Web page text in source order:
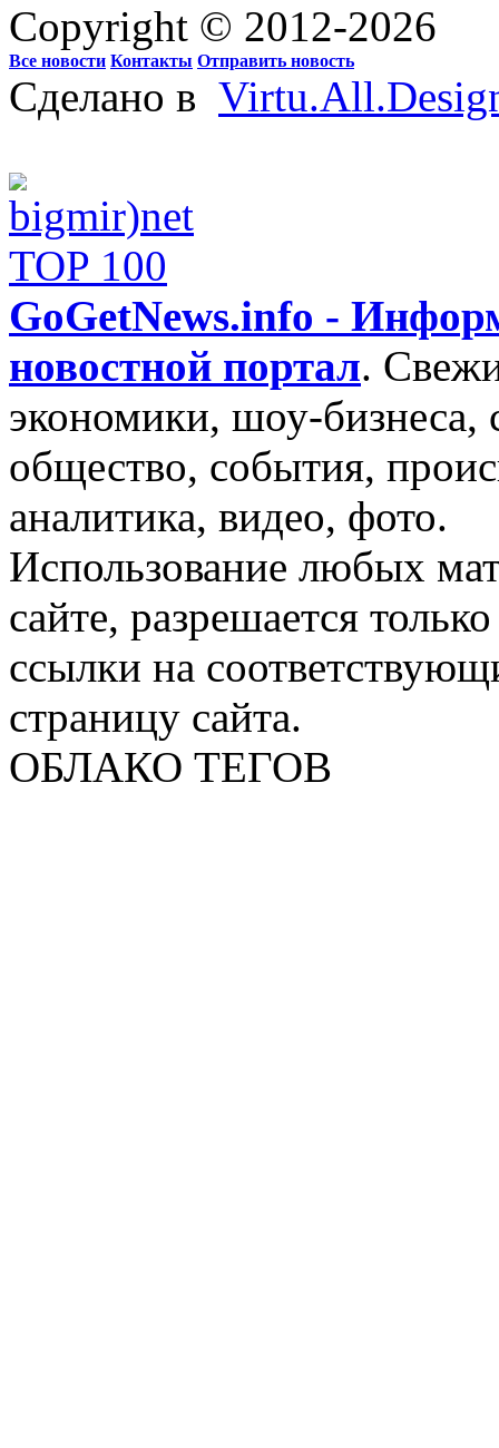
Copyright © 2012-2026
Все новости Контакты Отправить новость
Сделано в
GoGetNews.info -
новостной портал.
экономики, шоу-бизнеса,
общество, события,
аналитика, видео, фото.
Использование любых
сайте, разрешается
ссылки на
страницу сайта.
ОБЛАКО ТЕГОВ